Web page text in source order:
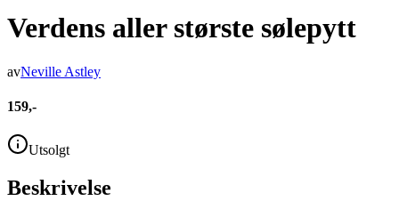
Verdens aller største sølepytt
avNeville Astley
159,-
Utsolgt
Beskrivelse